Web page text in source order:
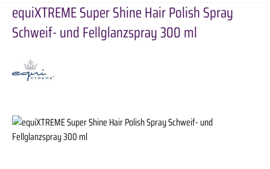
equiXTREME Super Shine Hair Polish Spray
Schweif- und Fellglanzspray 300 ml
Bildergalerie überspringen